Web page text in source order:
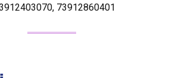
73912860401